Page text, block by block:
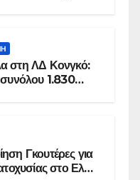
στη ΛΔ Κονγκό:
1.830
Γκουτέρες για
στο Ελ